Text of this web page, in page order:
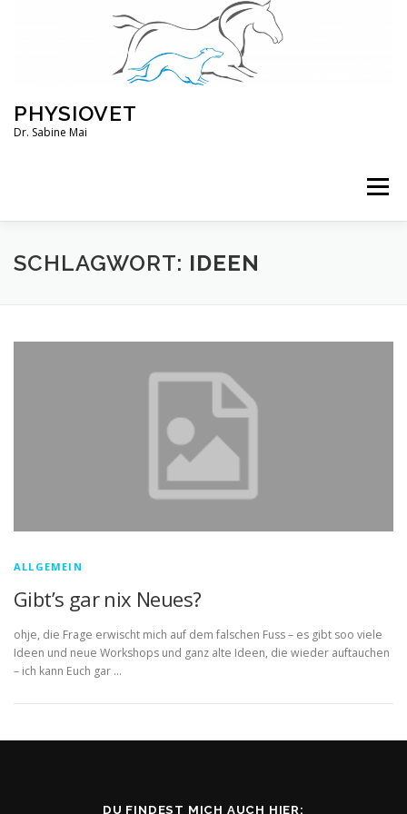
PHYSIOVET
Dr. Sabine Mai
Menü
ÜBER MICH KURSE VERANSTALTUNGEN
SCHLAGWORT: IDEEN
ALLGEMEIN
Gibt’s gar nix Neues?
ohje, die Frage erwischt mich auf dem falschen Fuss – es gibt soo viele
Ideen und neue Workshops und ganz alte Ideen, die wieder auftauchen
– ich kann Euch gar …
DU FINDEST MICH AUCH HIER: